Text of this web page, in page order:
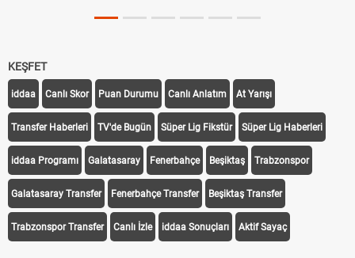
KEŞFET
iddaa Canlı Skor Puan Durumu Canlı Anlatım At Yarışı
Transfer Haberleri TV'de Bugün Süper Lig Fikstür Süper Lig Haberleri
iddaa Programı Galatasaray Fenerbahçe Beşiktaş Trabzonspor
Galatasaray Transfer Fenerbahçe Transfer Beşiktaş Transfer
Trabzonspor Transfer Canlı İzle iddaa Sonuçları Aktif Sayaç